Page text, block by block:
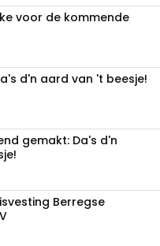
voor de kommende
d'n aard van 't beesje!
gemakt: Da's d'n
Berregse